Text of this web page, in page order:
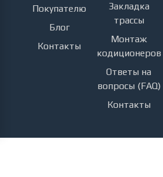
Покупателю
Блог
Контакты
Закладка
трассы
Монтаж
кодиционеров
Ответы на
вопросы (FAQ)
Контакты